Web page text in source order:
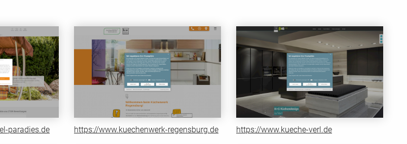
paradies.de https://www.kuechenwerk-regensburg.de https://www.kueche-verl.de